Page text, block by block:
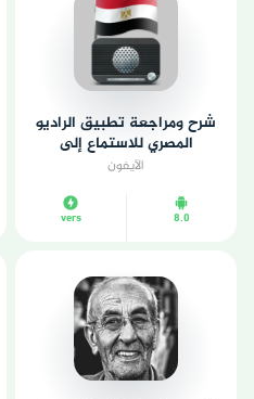
شرح ومراجعة تطبيق الراديو
المصري للاستماع إلى
المحطات المحلية
الآيفون
8.0
vers